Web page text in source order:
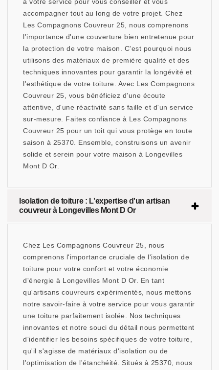
à votre service pour vous conseiller et vous
accompagner tout au long de votre projet. Chez
Les Compagnons Couvreur 25, nous comprenons
l'importance d'une couverture bien entretenue pour
la protection de votre maison. C'est pourquoi nous
utilisons des matériaux de première qualité et des
techniques innovantes pour garantir la longévité et
l'esthétique de votre toiture. Avec Les Compagnons
Couvreur 25, vous bénéficiez d'une écoute
attentive, d'une réactivité sans faille et d'un service
sur-mesure. Faites confiance à Les Compagnons
Couvreur 25 pour un toit qui vous protège en toute
saison à 25370. Ensemble, construisons un avenir
solide et serein pour votre maison à Longevilles
Mont D Or.
Isolation de toiture : L'expertise d'un artisan
couvreur à Longevilles Mont D Or
Chez Les Compagnons Couvreur 25, nous
comprenons l'importance cruciale de l'isolation de
toiture pour votre confort et votre économie
d'énergie à Longevilles Mont D Or. En tant
qu'artisans couvreurs expérimentés, nous mettons
notre savoir-faire à votre service pour vous garantir
une toiture parfaitement isolée. Nos techniques
innovantes et notre souci du détail nous permettent
d'identifier les besoins spécifiques de votre toiture,
qu'il s'agisse de matériaux d'isolation ou de
l'optimisation de l'étanchéité. Situés à 25370, nous